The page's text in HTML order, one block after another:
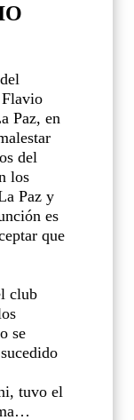
Paz, en
del
los
Paz y
es
que
club
se
tuvo el